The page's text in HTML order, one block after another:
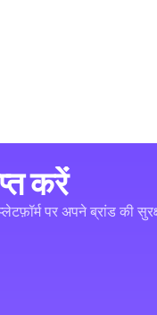
करें
पर अपने ब्रांड की